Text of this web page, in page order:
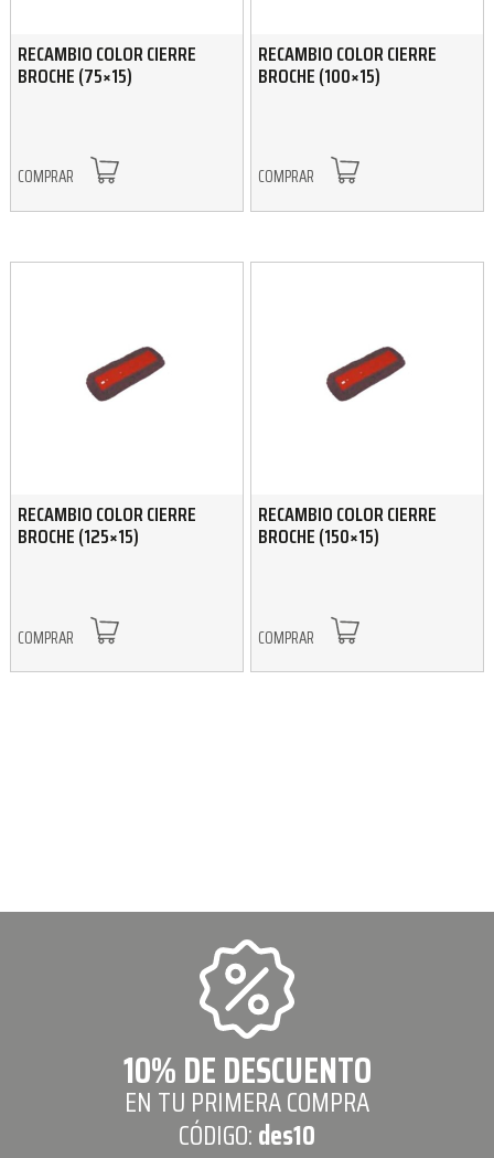
RECAMBIO COLOR CIERRE
BROCHE (75×15)
COMPRAR
RECAMBIO COLOR CIERRE
BROCHE (100×15)
COMPRAR
RECAMBIO COLOR CIERRE
BROCHE (125×15)
COMPRAR
RECAMBIO COLOR CIERRE
BROCHE (150×15)
COMPRAR
10% DE DESCUENTO
EN TU PRIMERA COMPRA
CÓDIGO:des10